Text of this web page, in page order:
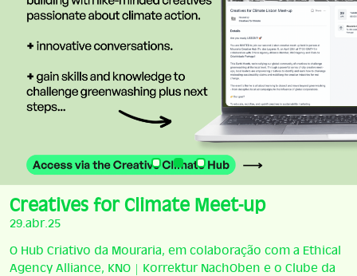
Creatives for Climate Meet-up
29.abr.25
O Hub Criativo da Mouraria, em colaboração com a Ethical
Agency Alliance, KNO | Korrektur NachOben e o Clube da